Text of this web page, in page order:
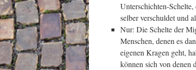
Unterschichten-
selber verschuldet und
Nur: Die Schelte der
Menschen, denen es
eigenen Kragen geht,
können sich von denen